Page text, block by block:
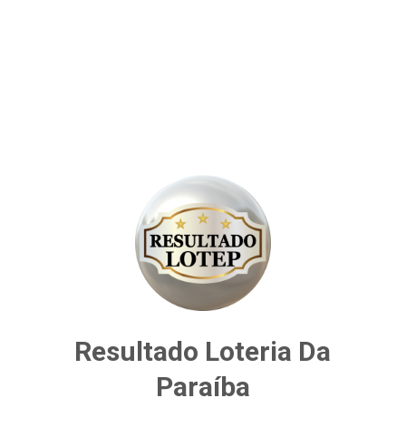
Resultado Loteria Da
Paraíba